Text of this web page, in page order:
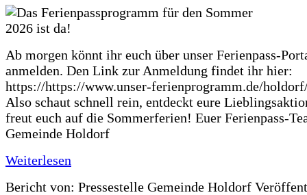
Ab morgen könnt ihr euch über unser Ferienpass-
anmelden. Den Link zur Anmeldung findet ihr hier:
https://https://www.unser-ferienprogramm.de/
Also schaut schnell rein, entdeckt eure
freut euch auf die Sommerferien! Euer Ferienpass-
Gemeinde Holdorf
Weiterlesen
Bericht von: Pressestelle Gemeinde Holdorf